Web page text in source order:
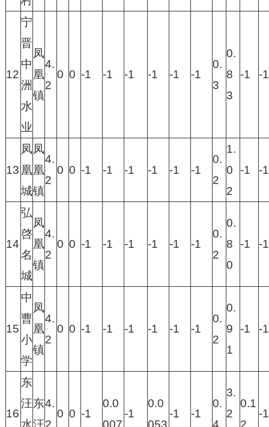
12
宁
晋
中
洲
水
业
凤
凰
镇
4.
2
0 0 -1 -1 -1 -1 -1 -1
0.
3
0.
8
3
-1 -1
13
凤
凰
城
凤
凰
镇
4.
2
0 0 -1 -1 -1 -1 -1 -1
0.
2
1.
0
2
-1 -1
14
弘
啓
名
城
凤
凰
镇
4.
2
0 0 -1 -1 -1 -1 -1 -1
0.
2
0.
8
0
-1 -1
15
中
曹
小
学
凤
凰
镇
4.
2
0 0 -1 -1 -1 -1 -1 -1
0.
2
0.
9
1
-1 -1
16
东
汪
水
东
汪
4.
2
0 0 -1
0.0
007
-1
0.0
053
-1 -1
0.
4
3.
2
0.1
2
-1